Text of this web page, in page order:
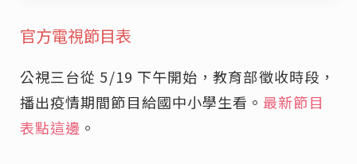
官方電視節目表
公視三台從 5/19 下午開始，教育部徵收時段，
播出疫情期間節目給國中小學生看。 最新節目
表點這邊 。